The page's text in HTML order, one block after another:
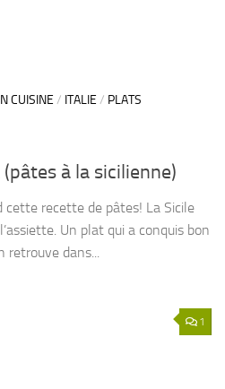
CUISINE / ITALIE / PLATS
à la sicilienne)
cette recette de pâtes! La Sicile
Un plat qui a conquis bon
retrouve dans...
1